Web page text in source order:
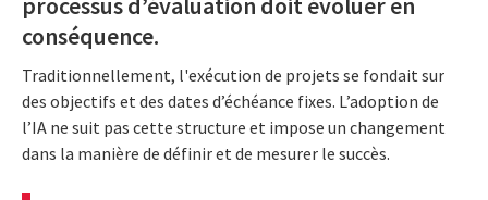
conséquence.
Traditionnellement, l'exécution de projets se fondait sur
des objectifs et des dates d’échéance fixes. L’adoption de
l’IA ne suit pas cette structure et impose un changement
dans la manière de définir et de mesurer le succès.